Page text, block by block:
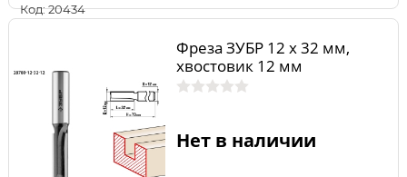
Код: 20434
Фреза ЗУБР 12 x 32 мм,
хвостовик 12 мм
Нет в наличии